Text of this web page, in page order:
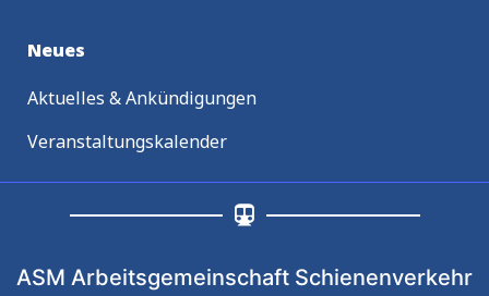
Neues
Aktuelles & Ankündigungen
Veranstaltungskalender
ASM Arbeitsgemeinschaft Schienenverkehr